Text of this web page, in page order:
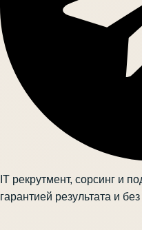
IT рекрутмент, сорсинг и
гарантией результата и